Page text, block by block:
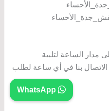
مدار الساعة لتلبية
بنا في أي ساعة لطلب